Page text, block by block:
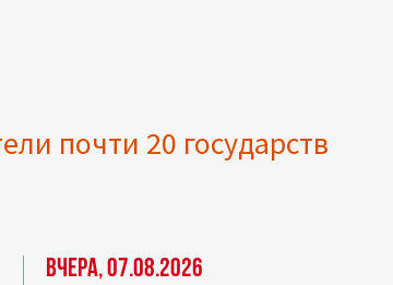
почти 20 государств
Вчера, 07.08.2026